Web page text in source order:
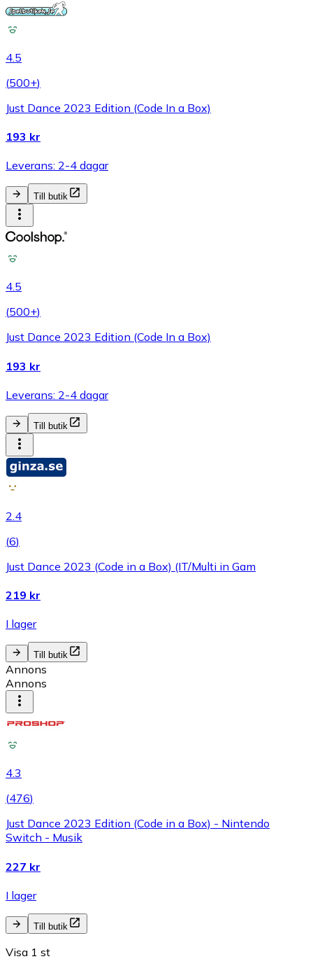
4.5
(500+)
Just Dance 2023 Edition (Code In a Box)
193 kr
Leverans: 2-4 dagar
Till butik
4.5
(500+)
Just Dance 2023 Edition (Code In a Box)
193 kr
Leverans: 2-4 dagar
Till butik
2.4
(6)
Just Dance 2023 (Code in a Box) (IT/Multi in Gam
219 kr
I lager
Till butik
Annons
Annons
4.3
(476)
Just Dance 2023 Edition (Code in a Box) - Nintendo
Switch - Musik
227 kr
I lager
Till butik
Visa 1 st